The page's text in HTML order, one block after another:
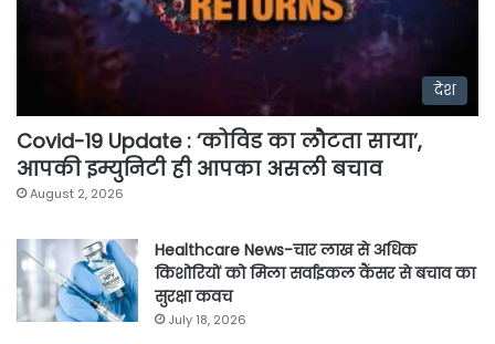
देश
Covid-19 Update : ‘कोविड का लौटता साया’,
आपकी इम्युनिटी ही आपका असली बचाव
August 2, 2026
Healthcare News-चार लाख से अधिक
किशोरियों को मिला सर्वाइकल कैंसर से बचाव का
सुरक्षा कवच
July 18, 2026